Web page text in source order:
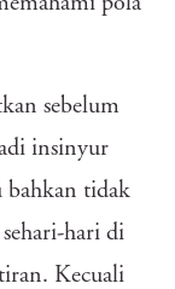
sebelum
insinyur
bahkan tidak
hari di
Kecuali